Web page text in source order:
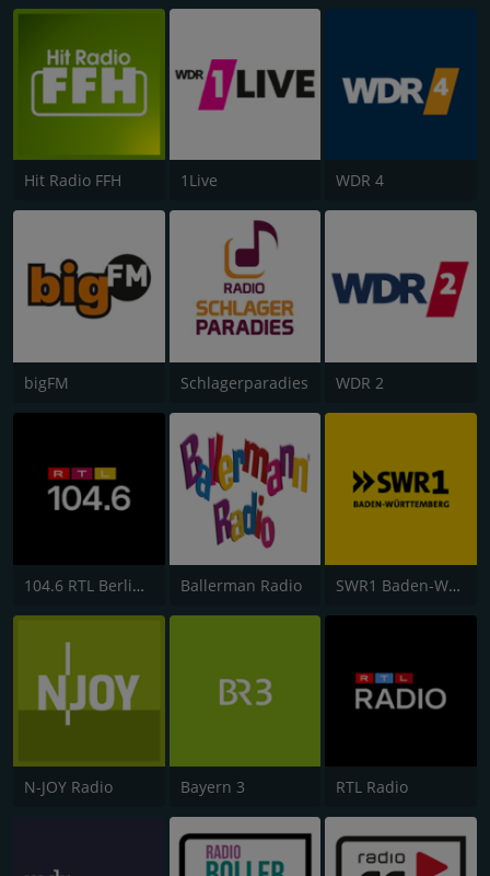
Hit Radio FFH 1Live WDR 4
bigFM Schlagerparadies WDR 2
104.6 RTL Berlins Hitradio Ballerman Radio SWR1 Baden-Württemberg
N-JOY Radio Bayern 3 RTL Radio